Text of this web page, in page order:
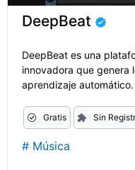
DeepBeat
DeepBeat es una
innovadora que genera
aprendizaje automático.
Gratis Sin
# Música